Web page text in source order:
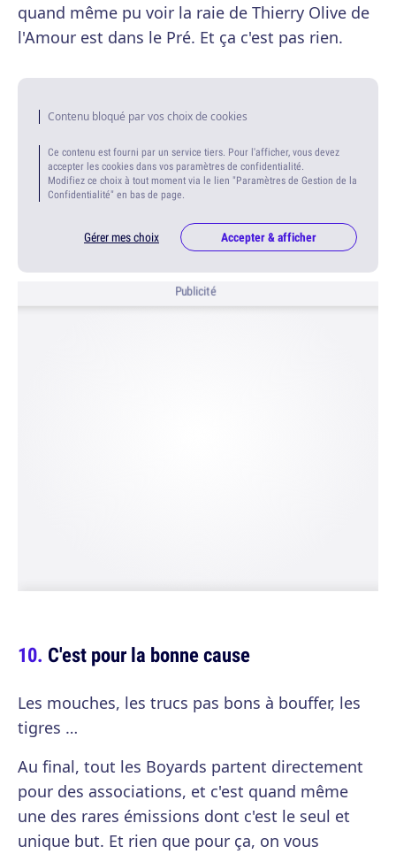
quand même pu voir la raie de Thierry Olive de
l'Amour est dans le Pré. Et ça c'est pas rien.
Contenu bloqué par vos choix de cookies
Ce contenu est fourni par un service tiers. Pour l'afficher, vous devez
accepter les cookies dans vos paramètres de confidentialité.
Modifiez ce choix à tout moment via le lien "Paramètres de Gestion de la
Confidentialité" en bas de page.
Gérer mes choix Accepter & afficher
Publicité
C'est pour la bonne cause
Les mouches, les trucs pas bons à bouffer, les
tigres …
Au final, tout les Boyards partent directement
pour des associations, et c'est quand même
une des rares émissions dont c'est le seul et
unique but. Et rien que pour ça, on vous